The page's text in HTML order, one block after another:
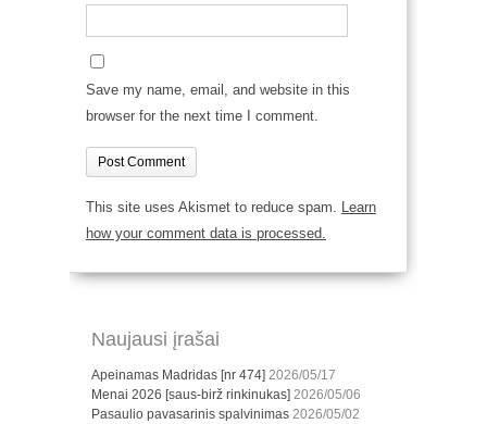
Save my name, email, and website in this
browser for the next time I comment.
This site uses Akismet to reduce spam.
Learn
how your comment data is processed.
Naujausi įrašai
Apeinamas Madridas [nr 474] 2026/05/17
Menai 2026 [saus-birž rinkinukas] 2026/05/06
Pasaulio pavasarinis spalvinimas 2026/05/02